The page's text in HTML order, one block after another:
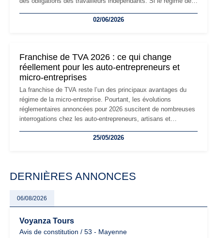
les auto-entrepreneurs devront s'adapter à un environnement
02/06/2026
Franchise de TVA 2026 : ce qui change
réellement pour les auto-entrepreneurs et
micro-entreprises
La franchise de TVA reste l’un des principaux avantages du
régime de la micro-entreprise. Pourtant, les évolutions
réglementaires annoncées pour 2026 suscitent de nombreuses
interrogations chez les auto-entrepreneurs, artisans et
facturation ou risque de bascule vers la TVA : les règles
25/05/2026
DERNIÈRES ANNONCES
06/08/2026
Voyanza Tours
Avis de constitution / 53 - Mayenne